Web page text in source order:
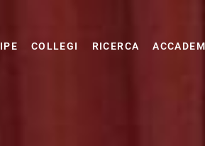
IPE COLLEGI RICERCA